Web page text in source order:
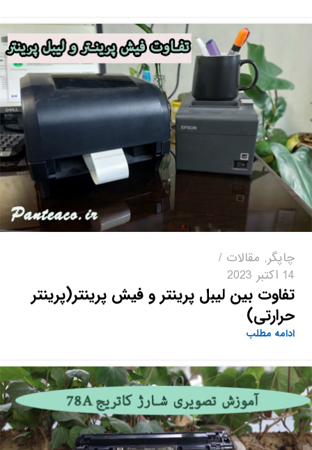
چاپگر, مقالات
14 اکتبر 2023
تفاوت بین لیبل پرینتر و فیش پرینتر(پرینتر
حرارتی)
ادامه مطلب